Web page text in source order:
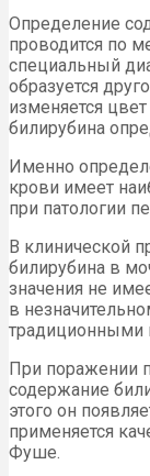
Определение
проводится по
специальный
образуется
изменяется
билирубина
Именно
крови имеет
при патологии
В клинической
билирубина в
значения не
в
традиционными
При поражении
содержание
этого он
применяется
Фуше.